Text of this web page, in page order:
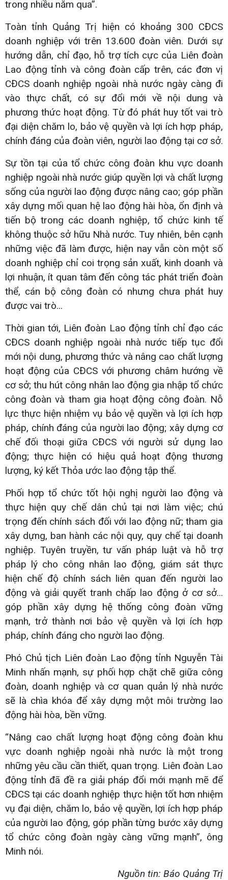
trong nhiều năm qua”.
Toàn tỉnh Quảng Trị hiện có khoảng 300 CĐCS
doanh nghiệp với trên 13.600 đoàn viên. Dưới sự
hướng dẫn, chỉ đạo, hỗ trợ tích cực của Liên đoàn
Lao động tỉnh và công đoàn cấp trên, các đơn vị
CĐCS doanh nghiệp ngoài nhà nước ngày càng đi
vào thực chất, có sự đổi mới về nội dung và
phương thức hoạt động. Từ đó phát huy tốt vai trò
đại diện chăm lo, bảo vệ quyền và lợi ích hợp pháp,
chính đáng của đoàn viên, người lao động tại cơ sở.
Sự tồn tại của tổ chức công đoàn khu vực doanh
nghiệp ngoài nhà nước giúp quyền lợi và chất lượng
sống của người lao động được nâng cao; góp phần
xây dựng mối quan hệ lao động hài hòa, ổn định và
tiến bộ trong các doanh nghiệp, tổ chức kinh tế
không thuộc sở hữu Nhà nước. Tuy nhiên, bên cạnh
những việc đã làm được, hiện nay vẫn còn một số
doanh nghiệp chỉ coi trọng sản xuất, kinh doanh và
lợi nhuận, ít quan tâm đến công tác phát triển đoàn
thể, cán bộ công đoàn có nhưng chưa phát huy
được vai trò...
Thời gian tới, Liên đoàn Lao động tỉnh chỉ đạo các
CĐCS doanh nghiệp ngoài nhà nước tiếp tục đổi
mới nội dung, phương thức và nâng cao chất lượng
hoạt động của CĐCS với phương châm hướng về
cơ sở; thu hút công nhân lao động gia nhập tổ chức
công đoàn và tham gia hoạt động công đoàn. Nỗ
lực thực hiện nhiệm vụ bảo vệ quyền và lợi ích hợp
pháp, chính đáng của người lao động; xây dựng cơ
chế đối thoại giữa CĐCS với người sử dụng lao
động; thực hiện có hiệu quả hoạt động thương
lượng, ký kết Thỏa ước lao động tập thể.
Phối hợp tổ chức tốt hội nghị người lao động và
thực hiện quy chế dân chủ tại nơi làm việc; chú
trọng đến chính sách đối với lao động nữ; tham gia
xây dựng, ban hành các nội quy, quy chế tại doanh
nghiệp. Tuyên truyền, tư vấn pháp luật và hỗ trợ
pháp lý cho công nhân lao động, giám sát thực
hiện chế độ chính sách liên quan đến người lao
động và giải quyết tranh chấp lao động ở cơ sở...
góp phần xây dựng hệ thống công đoàn vững
mạnh, trở thành nơi bảo vệ quyền và lợi ích hợp
pháp, chính đáng cho người lao động.
Phó Chủ tịch Liên đoàn Lao động tỉnh Nguyễn Tài
Minh nhấn mạnh, sự phối hợp chặt chẽ giữa công
đoàn, doanh nghiệp và cơ quan quản lý nhà nước
sẽ là chìa khóa để xây dựng một môi trường lao
động hài hòa, bền vững.
“Nâng cao chất lượng hoạt động công đoàn khu
vực doanh nghiệp ngoài nhà nước là một trong
những yêu cầu cần thiết, quan trọng. Liên đoàn Lao
động tỉnh đã đề ra giải pháp đổi mới mạnh mẽ để
CĐCS tại các doanh nghiệp thực hiện tốt hơn nhiệm
vụ đại diện, chăm lo, bảo vệ quyền, lợi ích hợp pháp
của người lao động, góp phần từng bước xây dựng
tổ chức công đoàn ngày càng vững mạnh”, ông
Minh nói.
Nguồn tin: Báo Quảng Trị